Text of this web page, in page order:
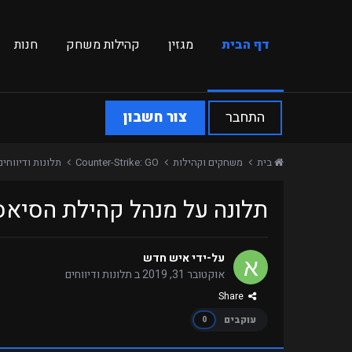
דף הבית מגזין קהילות משחק חנות
התחבר צור חשבון
בית משחקים וקהילות Counter-Strike: GO תלונות
תלונה על מנהל קהילת
על-ידיאיש חדש
אוקטובר 31, 2019
בתלונות ודיווחים
עוקבים
0